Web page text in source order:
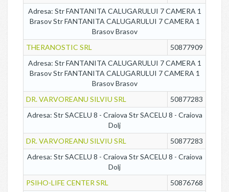
Adresa: Str FANTANITA CALUGARULUI 7 CAMERA 1
Brasov Str FANTANITA CALUGARULUI 7 CAMERA 1
Brasov Brasov
THERANOSTIC SRL
50877909
Adresa: Str FANTANITA CALUGARULUI 7 CAMERA 1
Brasov Str FANTANITA CALUGARULUI 7 CAMERA 1
Brasov Brasov
DR. VARVOREANU SILVIU SRL
50877283
Adresa: Str SACELU 8 - Craiova Str SACELU 8 - Craiova
Dolj
DR. VARVOREANU SILVIU SRL
50877283
Adresa: Str SACELU 8 - Craiova Str SACELU 8 - Craiova
Dolj
PSIHO-LIFE CENTER SRL
50876768